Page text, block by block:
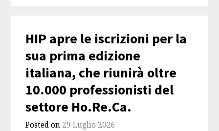
HIP apre le iscrizioni per la
sua prima edizione
italiana, che riunirà oltre
10.000 professionisti del
settore Ho.Re.Ca.
Posted on 29 Luglio 2026